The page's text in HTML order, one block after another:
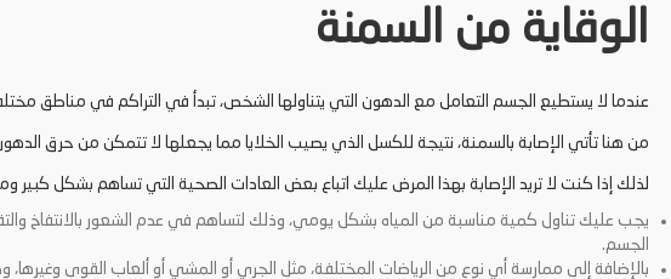
الوقاية من السمنة
عندما لا يستطيع الجسم التعامل مع الدهون التي يتناولها الشخص، تبدأ في التراكم في مناطق
من هنا تأتي الإصابة بالسمنة، نتيجة للكسل الذي يصيب الخلايا مما يجعلها لا تتمكن من حرق
لذلك إذا كنت لا تريد الإصابة بهذا المرض عليك اتباع بعض العادات الصحية التي تساهم بشكل كبير
يجب عليك تناول كمية مناسبة من المياه بشكل يومي، وذلك لتساهم في عدم الشعور بالانتفاخ
الجسم.
بالإضافة إلى ممارسة أي نوع من الرياضات المختلفة، مثل الجري أو المشي أو ألعاب القوى